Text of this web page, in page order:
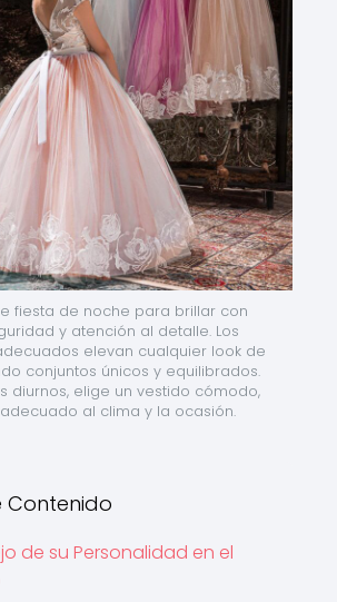
fiesta de noche para brillar con
y atención al detalle. Los
elevan cualquier look de
conjuntos únicos y equilibrados.
diurnos, elige un vestido cómodo,
al clima y la ocasión.
Contenido
de su Personalidad en el